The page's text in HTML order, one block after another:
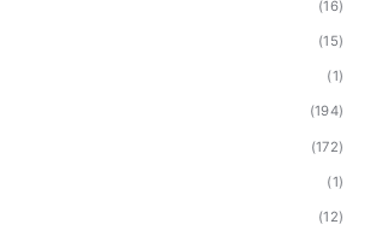
(16)
(15)
(1)
(194)
(172)
(1)
(12)